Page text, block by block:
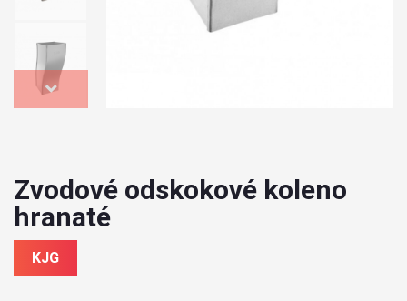
Zvodové odskokové koleno
hranaté
KJG